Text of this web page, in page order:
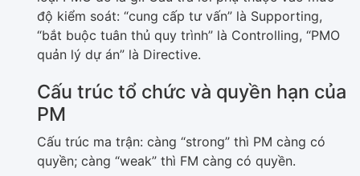
độ kiểm soát: “cung cấp tư vấn” là Supporting,
“bắt buộc tuân thủ quy trình” là Controlling, “PMO
quản lý dự án” là Directive.
Cấu trúc tổ chức và quyền hạn của
PM
Cấu trúc ma trận: càng “strong” thì PM càng có
quyền; càng “weak” thì FM càng có quyền.